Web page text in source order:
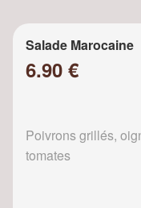
Salade Marocaine
6.90 €
Poivrons grillés,
tomates